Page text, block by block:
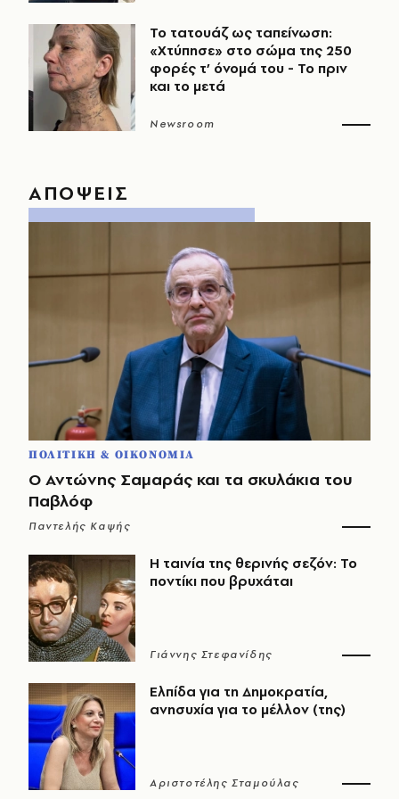
Το τατουάζ ως ταπείνωση:
«Χτύπησε» στο σώμα της 250
φορές τ’ όνομά του - Το πριν
και το μετά
Newsroom
ΑΠΟΨΕΙΣ
ΠΟΛΙΤΙΚΗ & ΟΙΚΟΝΟΜΙΑ
Ο Αντώνης Σαμαράς και τα σκυλάκια του
Παβλόφ
Παντελής Καψής
Η ταινία της θερινής σεζόν: Το
ποντίκι που βρυχάται
Γιάννης Στεφανίδης
Ελπίδα για τη Δημοκρατία,
ανησυχία για το μέλλον (της)
Αριστοτέλης Σταμούλας